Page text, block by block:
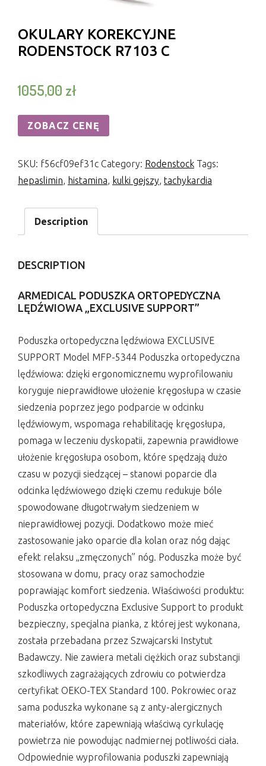
OKULARY KOREKCYJNE
RODENSTOCK R7103 C
1055,00 zł
ZOBACZ CENĘ
SKU: f56cf09ef31c Category: Rodenstock Tags:
hepaslimin
histamina kulki gejszy tachykardia
Description
DESCRIPTION
ARMEDICAL PODUSZKA ORTOPEDYCZNA
LĘDŹWIOWA „EXCLUSIVE SUPPORT”
Poduszka ortopedyczna lędźwiowa EXCLUSIVE
SUPPORT Model MFP-5344 Poduszka ortopedyczna
lędźwiowa: dzięki ergonomicznemu wyprofilowaniu
koryguje nieprawidłowe ułożenie kręgosłupa w czasie
siedzenia poprzez jego podparcie w odcinku
lędźwiowym, wspomaga rehabilitację kręgosłupa,
pomaga w leczeniu dyskopatii, zapewnia prawidłowe
ułożenie kręgosłupa osobom, które spędzają dużo
czasu w pozycji siedzącej – stanowi poparcie dla
odcinka lędźwiowego dzięki czemu redukuje bóle
spowodowane długotrwałym siedzeniem w
nieprawidłowej pozycji. Dodatkowo może mieć
zastosowanie jako oparcie dla kolan oraz nóg dając
efekt relaksu „zmęczonych” nóg. Poduszka może być
stosowana w domu, pracy oraz samochodzie
poprawiając komfort siedzenia. Właściwości produktu:
Poduszka ortopedyczna Exclusive Support to produkt
bezpieczny, specjalna pianka, z której jest wykonana,
została przebadana przez Szwajcarski Instytut
Badawczy. Nie zawiera metali ciężkich oraz substancji
szkodliwych zagrażających zdrowiu co potwierdza
certyfikat OEKO-TEX Standard 100. Pokrowiec oraz
sama poduszka wykonane są z anty-alergicznych
materiałów, które zapewniają właściwą cyrkulację
powietrza nie powodując nadmiernej potliwości ciała.
Odpowiednie wyprofilowania poduszki zapewniają